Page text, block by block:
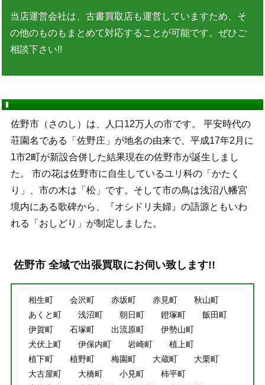
当店運営会社は、古書買取店も運営していますため、そ
の他のものもまとめて対応することが可能です。ぜひご
相談下さい!!
佐野市（さのし）は、人口12万人の市です。 平安時代の
荘園名である「佐野庄」が地名の由来で、平成17年2月に
1市2町が新設合併した結果現在の佐野市が誕生しまし
た。 市の花は佐野市に自生しているユリ科の「かたく
り」、市の木は「松」です。そして市の鳥は浅沼八幡宮
境内にある歌碑から、『オシドリ夫婦』の語源ともいわ
れる「おしどり」が制定しました。
佐野市 全域で出張買取にお伺い致します!!
相生町 会沢町 赤坂町 赤見町
秋山町
あくと町
浅沼町 朝日町 鐙塚町
飯田町
伊賀町
石塚町 出流原町
伊勢山町
犬伏上町
伊保内町 岩崎町
植上町
植下町
植野町 梅園町 大蔵町
大栗町
大古屋町
大橋町 小見町
柿平町